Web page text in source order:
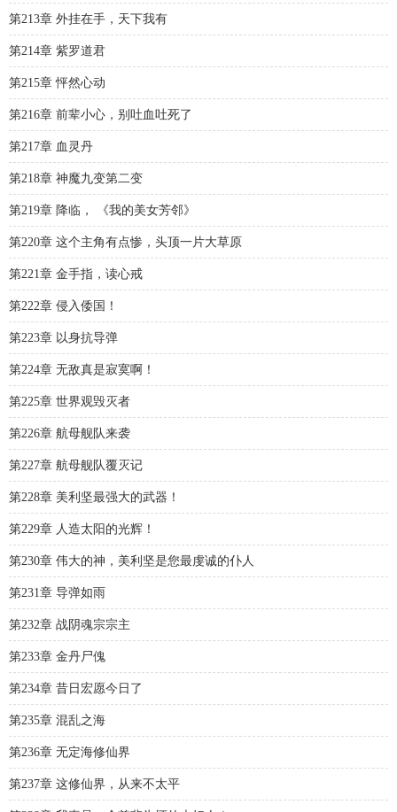
第213章 外挂在手，天下我有
第214章 紫罗道君
第215章 怦然心动
第216章 前辈小心，别吐血吐死了
第217章 血灵丹
第218章 神魔九变第二变
第219章 降临， 《我的美女芳邻》
第220章 这个主角有点惨，头顶一片大草原
第221章 金手指，读心戒
第222章 侵入倭国！
第223章 以身抗导弹
第224章 无敌真是寂寞啊！
第225章 世界观毁灭者
第226章 航母舰队来袭
第227章 航母舰队覆灭记
第228章 美利坚最强大的武器！
第229章 人造太阳的光辉！
第230章 伟大的神，美利坚是您最虔诚的仆人
第231章 导弹如雨
第232章 战阴魂宗宗主
第233章 金丹尸傀
第234章 昔日宏愿今日了
第235章 混乱之海
第236章 无定海修仙界
第237章 这修仙界，从来不太平